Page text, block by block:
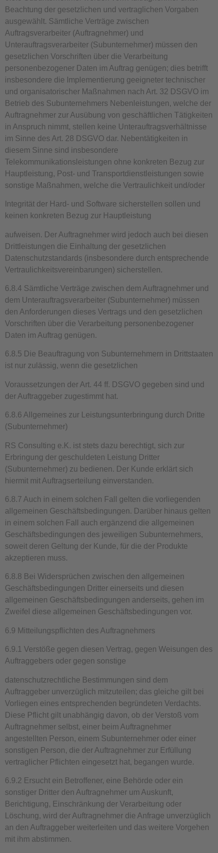
Beachtung der gesetzlichen und vertraglichen Vorgaben
ausgewählt. Sämtliche Verträge zwischen
Auftragsverarbeiter (Auftragnehmer) und
Unterauftragsverarbeiter (Subunternehmer) müssen den
gesetzlichen Vorschriften über die Verarbeitung
personenbezogener Daten im Auftrag genügen; dies betrifft
insbesondere die Implementierung geeigneter technischer
und organisatorischer Maßnahmen nach Art. 32 DSGVO im
Betrieb des Subunternehmers Nebenleistungen, welche der
Auftragnehmer zur Ausübung von geschäftlichen Tätigkeiten
in Anspruch nimmt, stellen keine Unterauftragsverhältnisse
im Sinne des Art. 28 DSGVO dar. Nebentätigkeiten in
diesem Sinne sind insbesondere
Telekommunikationsleistungen ohne konkreten Bezug zur
Hauptleistung, Post- und Transportdienstleistungen sowie
sonstige Maßnahmen, welche die Vertraulichkeit und/oder
Integrität der Hard- und Software sicherstellen sollen und
keinen konkreten Bezug zur Hauptleistung
aufweisen. Der Auftragnehmer wird jedoch auch bei diesen
Drittleistungen die Einhaltung der gesetzlichen
Datenschutzstandards (insbesondere durch entsprechende
Vertraulichkeitsvereinbarungen) sicherstellen.
6.8.4 Sämtliche Verträge zwischen dem Auftragnehmer und
dem Unterauftragsverarbeiter (Subunternehmer) müssen
den Anforderungen dieses Vertrags und den gesetzlichen
Vorschriften über die Verarbeitung personenbezogener
Daten im Auftrag genügen.
6.8.5 Die Beauftragung von Subunternehmern in Drittstaaten
ist nur zulässig, wenn die gesetzlichen
Voraussetzungen der Art. 44 ff. DSGVO gegeben sind und
der Auftraggeber zugestimmt hat.
6.8.6 Allgemeines zur Leistungsunterbringung durch Dritte
(Subunternehmer)
RS Consulting e.K. ist stets dazu berechtigt, sich zur
Erbringung der geschuldeten Leistung Dritter
(Subunternehmer) zu bedienen. Der Kunde erklärt sich
hiermit mit Auftragserteilung einverstanden.
6.8.7 Auch in einem solchen Fall gelten die vorliegenden
allgemeinen Geschäftsbedingungen. Darüber hinaus gelten
in einem solchen Fall auch ergänzend die allgemeinen
Geschäftsbedingungen des jeweiligen Subunternehmers,
soweit deren Geltung der Kunde, für die der Produkte
akzeptieren muss.
6.8.8 Bei Widersprüchen zwischen den allgemeinen
Geschäftsbedingungen Dritter einerseits und diesen
allgemeinen Geschäftsbedingungen anderseits, gehen im
Zweifel diese allgemeinen Geschäftsbedingungen vor.
6.9 Mitteilungspflichten des Auftragnehmers
6.9.1 Verstöße gegen diesen Vertrag, gegen Weisungen des
Auftraggebers oder gegen sonstige
datenschutzrechtliche Bestimmungen sind dem
Auftraggeber unverzüglich mitzuteilen; das gleiche gilt bei
Vorliegen eines entsprechenden begründeten Verdachts.
Diese Pflicht gilt unabhängig davon, ob der Verstoß vom
Auftragnehmer selbst, einer beim Auftragnehmer
angestellten Person, einem Subunternehmer oder einer
sonstigen Person, die der Auftragnehmer zur Erfüllung
vertraglicher Pflichten eingesetzt hat, begangen wurde.
6.9.2 Ersucht ein Betroffener, eine Behörde oder ein
sonstiger Dritter den Auftragnehmer um Auskunft,
Berichtigung, Einschränkung der Verarbeitung oder
Löschung, wird der Auftragnehmer die Anfrage unverzüglich
an den Auftraggeber weiterleiten und das weitere Vorgehen
mit ihm abstimmen.